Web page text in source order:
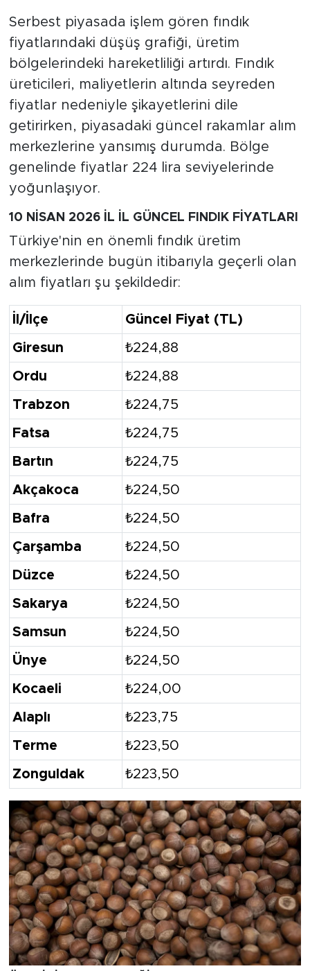
Serbest piyasada işlem gören fındık
fiyatlarındaki düşüş grafiği, üretim
bölgelerindeki hareketliliği artırdı. Fındık
üreticileri, maliyetlerin altında seyreden
fiyatlar nedeniyle şikayetlerini dile
getirirken, piyasadaki güncel rakamlar alım
merkezlerine yansımış durumda. Bölge
genelinde fiyatlar 224 lira seviyelerinde
yoğunlaşıyor.
10 NİSAN 2026 İL İL GÜNCEL FINDIK FİYATLARI
Türkiye'nin en önemli fındık üretim
merkezlerinde bugün itibarıyla geçerli olan
alım fiyatları şu şekildedir:
İl/İlçe Güncel Fiyat (TL)
Giresun ₺224,88
Ordu ₺224,88
Trabzon ₺224,75
Fatsa ₺224,75
Bartın ₺224,75
Akçakoca ₺224,50
Bafra ₺224,50
Çarşamba ₺224,50
Düzce ₺224,50
Sakarya ₺224,50
Samsun ₺224,50
Ünye ₺224,50
Kocaeli ₺224,00
Alaplı ₺223,75
Terme ₺223,50
Zonguldak ₺223,50